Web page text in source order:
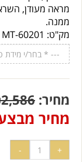
מראה מעודן,
ממנה.
מק"ט: MT-60201
מחיר: 2,586
מחיר